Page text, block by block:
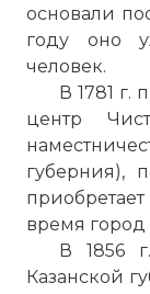
основали
году оно
человек.
В 1781 г.
центр
губерния),
время город
В 1856
Казанской